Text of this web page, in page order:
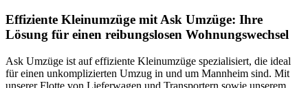
Effiziente Kleinumzüge mit Ask Umzüge: Ihre
Lösung für einen reibungslosen Wohnungswechsel
Ask Umzüge ist auf effiziente Kleinumzüge spezialisiert, die ideal
für einen unkomplizierten Umzug in und um Mannheim sind. Mit
unserer Flotte von Lieferwagen und Transportern sowie unserem